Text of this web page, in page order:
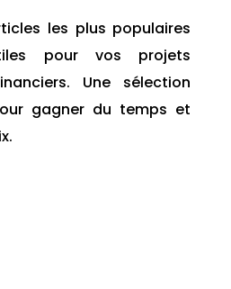
les plus populaires
pour vos projets
Une sélection
gagner du temps et